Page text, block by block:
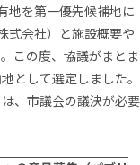
地を第一優先候補地に
式会社）と施設概要や
この度、協議がまとま
として選定しました。
、市議会の議決が必要